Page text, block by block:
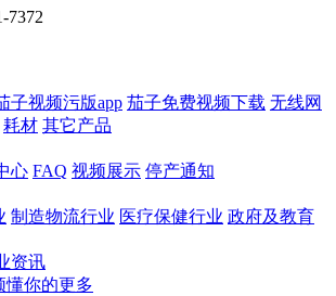
7372
子视频污版app 茄子免费视频下载 无线网
耗材 其它产品
心 FAQ 视频展示 停产通知
制造物流行业 医疗保健行业 政府及教育
资讯
懂你的更多